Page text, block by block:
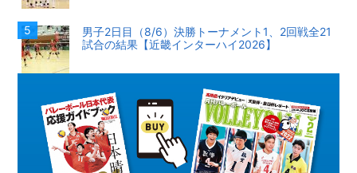
男子2日目（8/6）決勝トーナメント1、2回戦全21
試合の結果【近畿インターハイ2026】